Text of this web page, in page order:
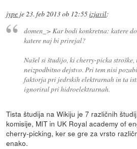
jype je23. feb 2013 ob 12:55izjavil:
domen_> Kar bodi konkretna: katere
katere naj bi prirejal?
Našel si študijo, ki cherry-picka
neizpodbitno dejstvo. Pri tem nisi
faktorja pri jedrskih elektrarnah in ta
ignoriral pri hidroelektrarnah.
Tista študija na Wikiju je 7 različnih
komisije, MIT in UK Royal academy of
cherry-picking, ker se gre za vrsto
enako.